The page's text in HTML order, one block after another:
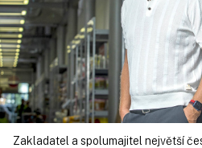
Zakladatel a spolumajitel největší